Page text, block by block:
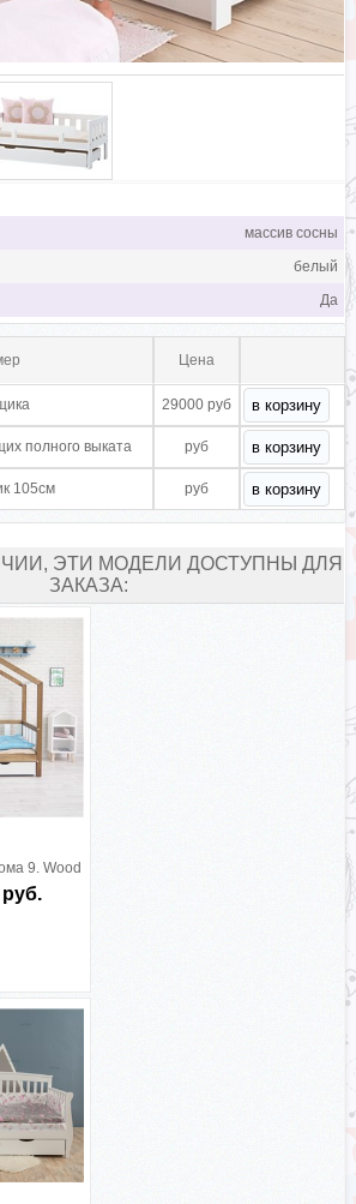
массив сосны
белый
Да
Цена
29000 руб
полного выката руб
105см руб
ЭТИ МОДЕЛИ ДОСТУПНЫ ДЛЯ
ЗАКАЗА:
9. Wood